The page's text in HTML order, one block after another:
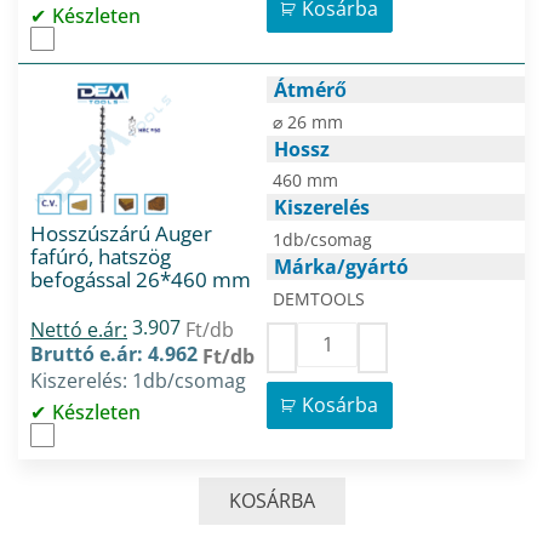
Készleten Kosárba
Hosszúszárú Auger
fafúró, hatszög
befogással 26*460 mm
Nettó e.ár: 3.907 Ft/db
Bruttó e.ár: 4.962 Ft/db
Kiszerelés: 1db/csomag
Készleten
Átmérő
⌀ 26 mm
Hossz
460 mm
Kiszerelés
1db/csomag
Márka/gyártó
DEMTOOLS
Kosárba
KOSÁRBA